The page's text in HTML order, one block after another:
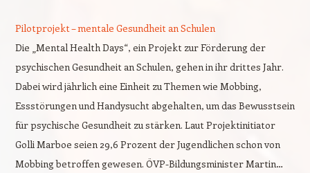
Pilotprojekt – mentale Gesundheit an Schulen
Die „Mental Health Days“, ein Projekt zur Förderung der
psychischen Gesundheit an Schulen, gehen in ihr drittes Jahr.
Dabei wird jährlich eine Einheit zu Themen wie Mobbing,
Essstörungen und Handysucht abgehalten, um das Bewusstsein
für psychische Gesundheit zu stärken. Laut Projektinitiator
Golli Marboe seien 29,6 Prozent der Jugendlichen schon von
Mobbing betroffen gewesen. ÖVP-Bildungsminister Martin…